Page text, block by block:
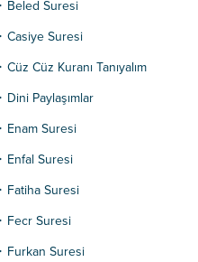
Beled Suresi
Casiye Suresi
Cüz Cüz Kuranı Tanıyalım
Dini Paylaşımlar
Enam Suresi
Enfal Suresi
Fatiha Suresi
Fecr Suresi
Furkan Suresi